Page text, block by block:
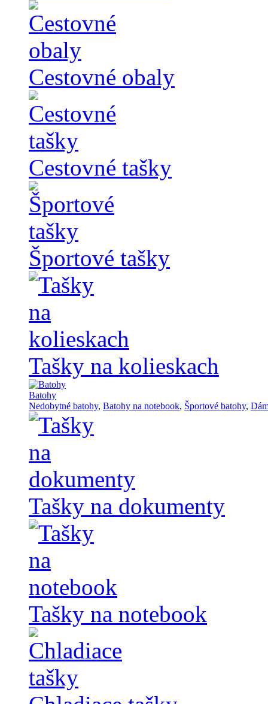
Cestovné obaly
Cestovné tašky
Športové tašky
Tašky na kolieskach
Batohy
Nedobytné batohy, Batohy na notebook, Športové batohy,
Tašky na dokumenty
Tašky na notebook